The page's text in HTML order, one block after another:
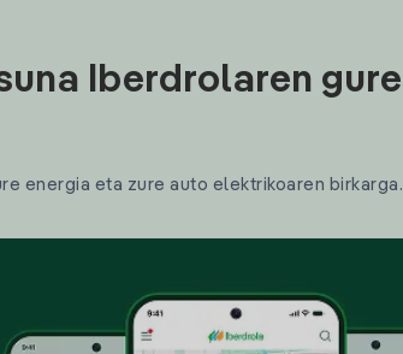
Iberdrolaren gure
energia eta zure auto elektrikoaren birkarga.